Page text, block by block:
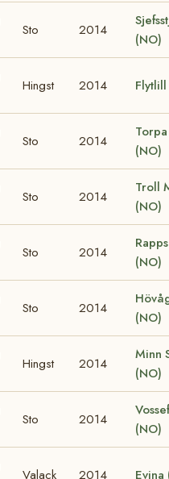
Sto 2014
(NO)
Hingst 2014
Sto 2014
(NO)
Sto 2014
Troll
(NO)
Sto 2014
(NO)
Sto 2014
(NO)
Hingst 2014
Minn
(NO)
Sto 2014
(NO)
Valack 2014 Evina